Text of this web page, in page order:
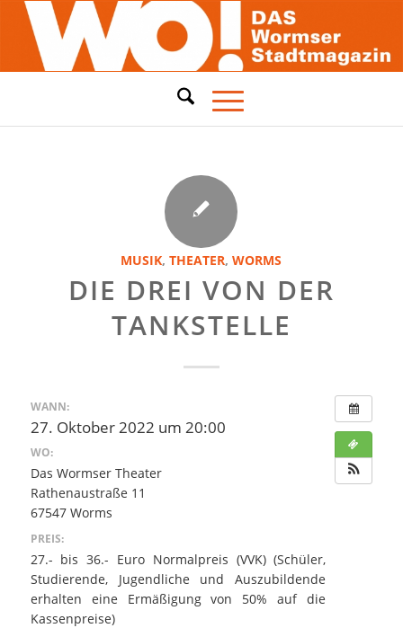
MUSIK,THEATER,WORMS
DIE DREI VON DER
TANKSTELLE
WANN:
27. Oktober 2022 um 20:00
WO:
Das Wormser Theater
Rathenaustraße 11
67547 Worms
PREIS:
27.- bis 36.- Euro Normalpreis (VVK) (Schüler,
Studierende, Jugendliche und Auszubildende
erhalten eine Ermäßigung von 50% auf die
Kassenpreise)